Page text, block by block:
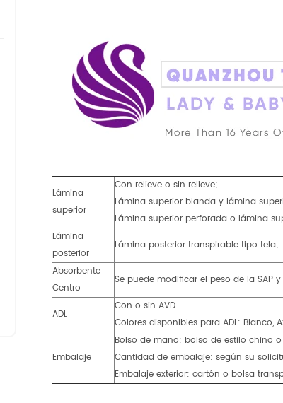
Lámina
superior
Con relieve o sin relieve;
Lámina superior blanda y lámina
Lámina superior perforada o lámina
Lámina
posterior
Lámina posterior transpirable tipo tela;
Absorbente
Centro
Se puede modificar el peso de la SAP
ADL
Con o sin AVD
Colores disponibles para ADL: Blanco,
Embalaje
Bolso de mano: bolso de estilo chino
Cantidad de embalaje: según su
Embalaje exterior: cartón o bolsa